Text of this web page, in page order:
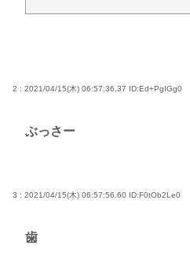
2 : 2021/04/15(木) 06:57:36.37 ID:Ed+PgIGg0
ぶっさー
3 : 2021/04/15(木) 06:57:56.60 ID:F0tOb2Le0
歯